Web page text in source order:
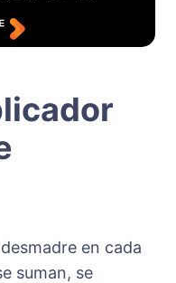
en cada
suman, se